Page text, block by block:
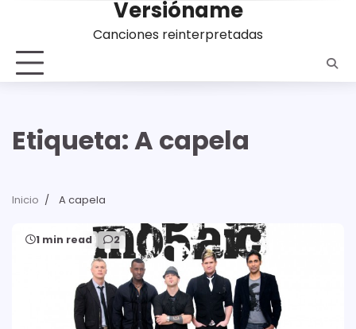
contenido
Versióname
Canciones reinterpretadas
Etiqueta:A capela
Inicio A capela
1 min read 2